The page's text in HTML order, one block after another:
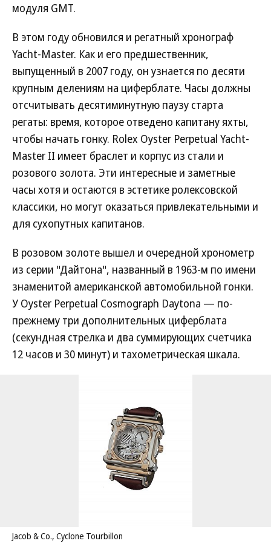
модуля GMT.
В этом году обновился и регатный хронограф
Yacht-Master. Как и его предшественник,
выпущенный в 2007 году, он узнается по десяти
крупным делениям на циферблате. Часы должны
отсчитывать десятиминутную паузу старта
регаты: время, которое отведено капитану яхты,
чтобы начать гонку. Rolex Oyster Perpetual Yacht-
Master II имеет браслет и корпус из стали и
розового золота. Эти интересные и заметные
часы хотя и остаются в эстетике ролексовской
классики, но могут оказаться привлекательными и
для сухопутных капитанов.
В розовом золоте вышел и очередной хронометр
из серии "Дайтона", названный в 1963-м по имени
знаменитой американской автомобильной гонки.
У Oyster Perpetual Cosmograph Daytona — по-
прежнему три дополнительных циферблата
(секундная стрелка и два суммирующих счетчика
12 часов и 30 минут) и тахометрическая шкала.
Jacob & Co., Cyclone Tourbillon